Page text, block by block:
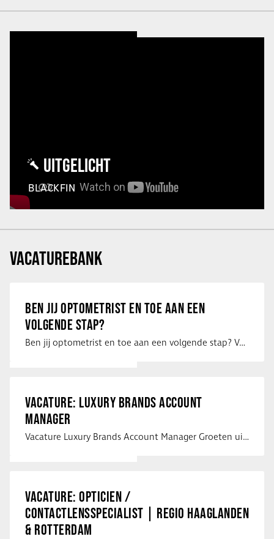
UITGELICHT
BLACKFIN
VACATUREBANK
BEN JIJ OPTOMETRIST EN TOE AAN EEN
VOLGENDE STAP?
Ben jij optometrist en toe aan een volgende stap? Voor een optiekketen is Eye …
VACATURE: LUXURY BRANDS ACCOUNT
MANAGER
Vacature Luxury Brands Account Manager Groeten uit Spanje! Vanaf mijn …
VACATURE: OPTICIEN /
CONTACTLENSSPECIALIST | REGIO HAAGLANDEN
& ROTTERDAM